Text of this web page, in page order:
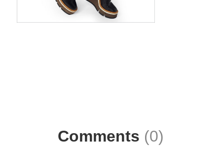
Comments (0)